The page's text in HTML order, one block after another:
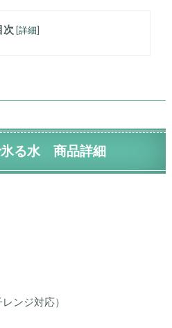
次 [詳細]
る水 商品詳細
ンジ対応）